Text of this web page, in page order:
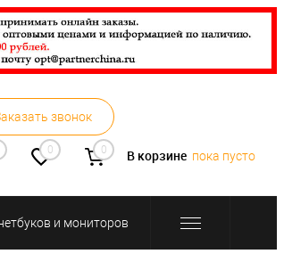
звонок
0 0 В корзине пока пусто
и мониторов